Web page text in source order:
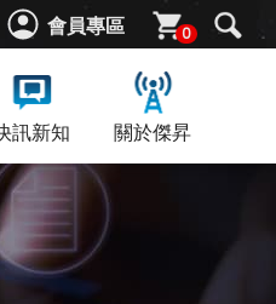
會員專區 0
訊新知 關於傑昇